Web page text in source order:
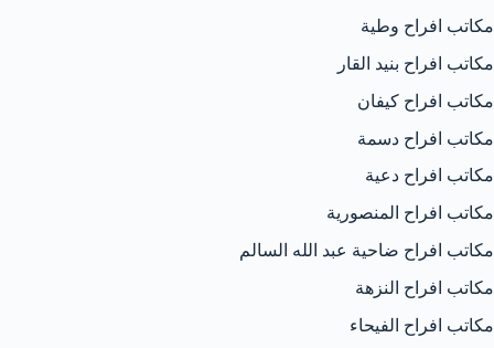
مكاتب افراح وطية
مكاتب افراح بنيد القار
مكاتب افراح كيفان
مكاتب افراح دسمة
مكاتب افراح دعية
مكاتب افراح المنصورية
مكاتب افراح ضاحية عبد الله السالم
مكاتب افراح النزهة
مكاتب افراح الفيحاء